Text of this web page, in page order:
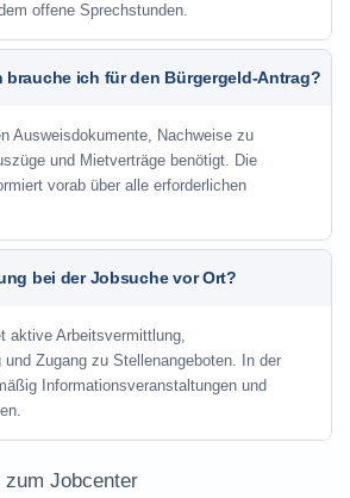
offene Sprechstunden.
brauche ich für den Bürgergeld-Antrag?
Ausweisdokumente, Nachweise zu
und Mietverträge benötigt. Die
vorab über alle erforderlichen
bei der Jobsuche vor Ort?
aktive Arbeitsvermittlung,
und Zugang zu Stellenangeboten. In der
Informationsveranstaltungen und
zum Jobcenter